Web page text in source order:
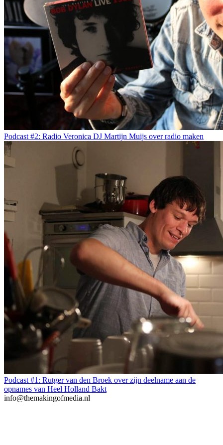
Podcast #2: Radio Veronica DJ Martijn Muijs over radio maken
Podcast #1: Rutger van den Broek over zijn deelname aan de
opnames van Heel Holland Bakt
info@themakingofmedia.nl